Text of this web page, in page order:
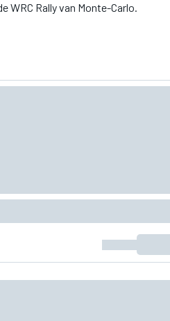
WRC Rally van Monte-Carlo.